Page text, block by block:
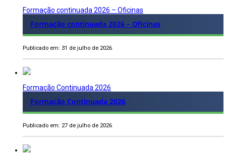
Formação continuada 2026 – Oficinas
Formação continuada 2026 – Oficinas
Publicado em: 31 de julho de 2026
Formação Continuada 2026
Formação Continuada 2026
Publicado em: 27 de julho de 2026